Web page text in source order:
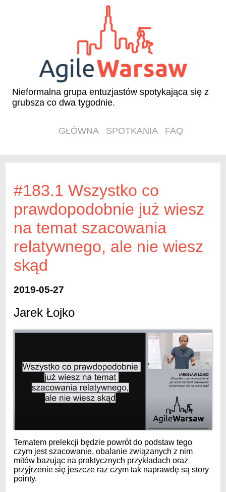
Nieformalna grupa entuzjastów spotykająca się z
grubsza co dwa tygodnie.
GŁÓWNA SPOTKANIA FAQ
#183.1 Wszystko co
prawdopodobnie już wiesz
na temat szacowania
relatywnego, ale nie wiesz
skąd
2019-05-27
Jarek Łojko
Tematem prelekcji będzie powrót do podstaw tego
czym jest szacowanie, obalanie związanych z nim
mitów bazując na praktycznych przykładach oraz
przyjrzenie się jeszcze raz czym tak naprawdę są story
pointy.